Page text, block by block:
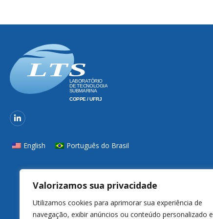
Valorizamos sua privacidade
Utilizamos cookies para aprimorar sua experiência de
navegação, exibir anúncios ou conteúdo personalizado e
English Português do Brasil